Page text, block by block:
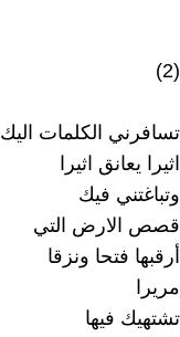
(2)
تسافرني الكلمات اليك
اثيرا يعانق اثيرا
وتباغتني فيك
قصص الارض التي
أرقبها فتحا ونزقا
مريرا
تشتهيك فيها